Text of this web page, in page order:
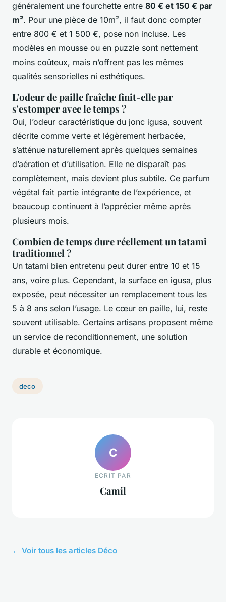
généralement une fourchette entre 80 € et 150 € par
m². Pour une pièce de 10m², il faut donc compter
entre 800 € et 1 500 €, pose non incluse. Les
modèles en mousse ou en puzzle sont nettement
moins coûteux, mais n’offrent pas les mêmes
qualités sensorielles ni esthétiques.
L'odeur de paille fraîche finit-elle par
s'estomper avec le temps ?
Oui, l’odeur caractéristique du jonc igusa, souvent
décrite comme verte et légèrement herbacée,
s’atténue naturellement après quelques semaines
d’aération et d’utilisation. Elle ne disparaît pas
complètement, mais devient plus subtile. Ce parfum
végétal fait partie intégrante de l’expérience, et
beaucoup continuent à l’apprécier même après
plusieurs mois.
Combien de temps dure réellement un tatami
traditionnel ?
Un tatami bien entretenu peut durer entre 10 et 15
ans, voire plus. Cependant, la surface en igusa, plus
exposée, peut nécessiter un remplacement tous les
5 à 8 ans selon l’usage. Le cœur en paille, lui, reste
souvent utilisable. Certains artisans proposent même
un service de reconditionnement, une solution
durable et économique.
deco
C
ECRIT PAR
Camil
← Voir tous les articles Déco